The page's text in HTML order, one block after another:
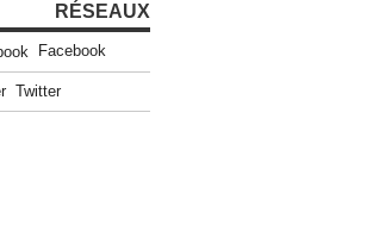
RÉSEAUX
Facebook
Twitter